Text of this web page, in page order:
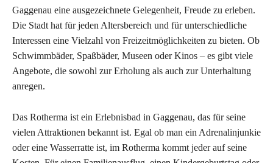
Gaggenau eine ausgezeichnete Gelegenheit, Freude zu erleben.
Die Stadt hat für jeden Altersbereich und für unterschiedliche
Interessen eine Vielzahl von Freizeitmöglichkeiten zu bieten. Ob
Schwimmbäder, Spaßbäder, Museen oder Kinos – es gibt viele
Angebote, die sowohl zur Erholung als auch zur Unterhaltung
anregen.
Das Rotherma ist ein Erlebnisbad in Gaggenau, das für seine
vielen Attraktionen bekannt ist. Egal ob man ein Adrenalinjunkie
oder eine Wasserratte ist, im Rotherma kommt jeder auf seine